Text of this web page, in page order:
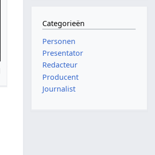
Categorieën
Personen
Presentator
Redacteur
Producent
Journalist